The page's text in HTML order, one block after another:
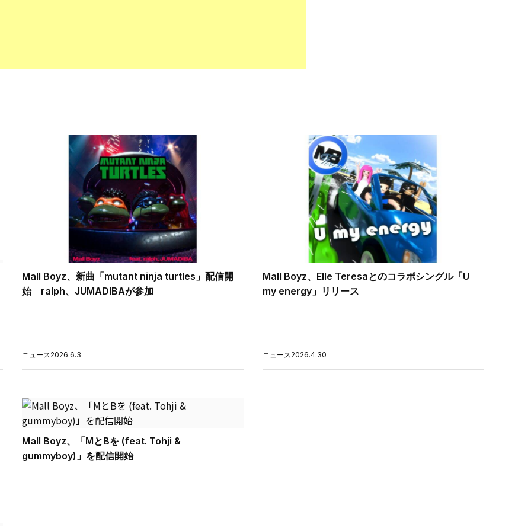
Mall Boyz、新曲「mutant ninja turtles」配信開
始 ralph、JUMADIBAが参加
ニュース 2026.6.3
Mall Boyz、Elle Teresaとのコラボシングル「U
my energy」リリース
ニュース 2026.4.30
Mall Boyz、「MとBを (feat. Tohji &
gummyboy)」を配信開始